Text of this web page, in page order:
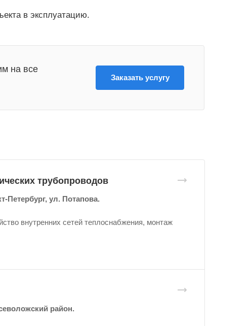
в эксплуатацию.
на все
Заказать услугу
трубопроводов
Петербург, ул. Потапова.
внутренних сетей теплоснабжения, монтаж
район.